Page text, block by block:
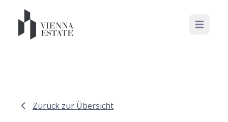
Open
Zurück zur Übersicht